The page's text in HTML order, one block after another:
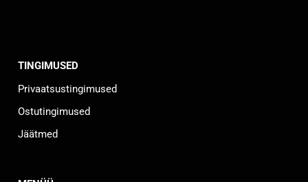
TINGIMUSED
Privaatsustingimused
Ostutingimused
Jäätmed